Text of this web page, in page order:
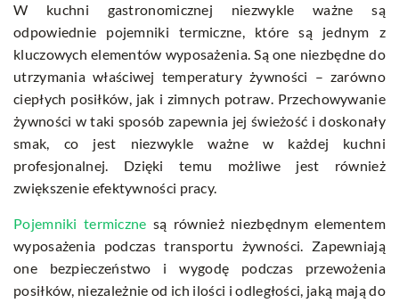
W kuchni gastronomicznej niezwykle ważne są
odpowiednie pojemniki termiczne, które są jednym z
kluczowych elementów wyposażenia. Są one niezbędne do
utrzymania właściwej temperatury żywności – zarówno
ciepłych posiłków, jak i zimnych potraw. Przechowywanie
żywności w taki sposób zapewnia jej świeżość i doskonały
smak, co jest niezwykle ważne w każdej kuchni
profesjonalnej. Dzięki temu możliwe jest również
zwiększenie efektywności pracy.
Pojemniki termiczne są również niezbędnym elementem
wyposażenia podczas transportu żywności. Zapewniają
one bezpieczeństwo i wygodę podczas przewożenia
posiłków, niezależnie od ich ilości i odległości, jaką mają do